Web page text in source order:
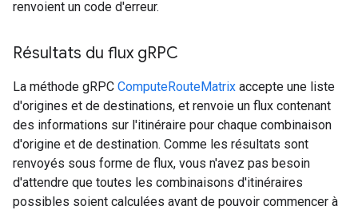
renvoient un code d'erreur.
Résultats du flux gRPC
La méthode gRPC ComputeRouteMatrix accepte une liste
d'origines et de destinations, et renvoie un flux contenant
des informations sur l'itinéraire pour chaque combinaison
d'origine et de destination. Comme les résultats sont
renvoyés sous forme de flux, vous n'avez pas besoin
d'attendre que toutes les combinaisons d'itinéraires
possibles soient calculées avant de pouvoir commencer à